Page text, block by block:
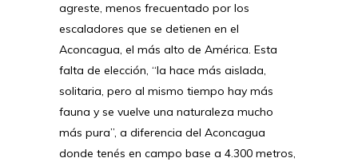
agreste, menos frecuentado por los
escaladores que se detienen en el
Aconcagua, el más alto de América. Esta
falta de elección, “la hace más aislada,
solitaria, pero al mismo tiempo hay más
fauna y se vuelve una naturaleza mucho
más pura”, a diferencia del Aconcagua
donde tenés en campo base a 4.300 metros,